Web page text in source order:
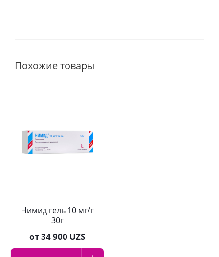
Похожие товары
Нимид гель 10 мг/г
30г
от34 900 UZS